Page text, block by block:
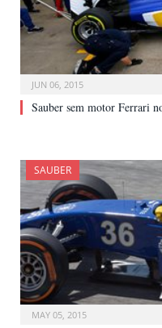
JUN 06, 2015
Sauber sem motor Ferrari
SAUBER
MAY 05, 2015